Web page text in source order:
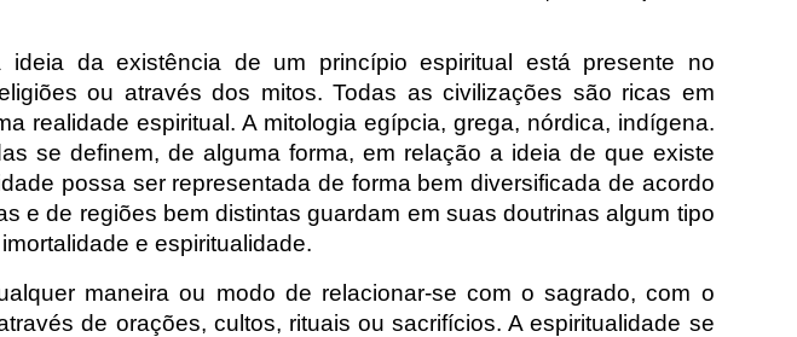
da existência de um princípio espiritual está presente no
ou através dos mitos. Todas as civilizações são ricas em
realidade espiritual. A mitologia egípcia, grega, nórdica, indígena.
se definem, de alguma forma, em relação a ideia de que existe
possa ser representada de forma bem diversificada de acordo
e de regiões bem distintas guardam em suas doutrinas algum tipo
e espiritualidade.
maneira ou modo de relacionar-se com o sagrado, com o
de orações, cultos, rituais ou sacrifícios. A espiritualidade se